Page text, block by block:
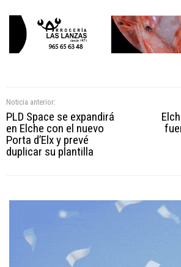
Noticia anterior:
PLD Space se expandirá
en Elche con el nuevo
Porta d’Elx y prevé
duplicar su plantilla